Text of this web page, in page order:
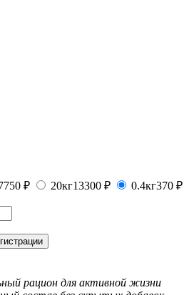
₽ 20кг13300 ₽ 0.4кг370 ₽
рацион для активной жизни